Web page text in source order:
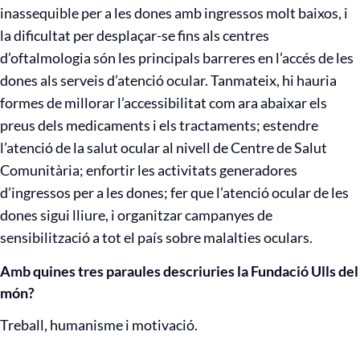
inassequible per a les dones amb ingressos molt baixos, i
la dificultat per desplaçar-se fins als centres
d’oftalmologia són les principals barreres en l’accés de les
dones als serveis d’atenció ocular. Tanmateix, hi hauria
formes de millorar l’accessibilitat com ara abaixar els
preus dels medicaments i els tractaments; estendre
l’atenció de la salut ocular al nivell de Centre de Salut
Comunitària; enfortir les activitats generadores
d’ingressos per a les dones; fer que l’atenció ocular de les
dones sigui lliure, i organitzar campanyes de
sensibilització a tot el país sobre malalties oculars.
Amb quines tres paraules descriuries la Fundació Ulls del
món?
Treball, humanisme i motivació.